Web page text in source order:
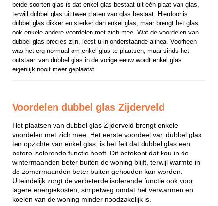
beide soorten glas is dat enkel glas bestaat uit één plaat van glas,
terwijl dubbel glas uit twee platen van glas bestaat. Hierdoor is
dubbel glas dikker en sterker dan enkel glas, maar brengt het glas
ook enkele andere voordelen met zich mee. Wat de voordelen van
dubbel glas precies zijn, leest u in onderstaande alinea. Voorheen
was het erg normaal om enkel glas te plaatsen, maar sinds het
ontstaan van dubbel glas in de vorige eeuw wordt enkel glas
eigenlijk nooit meer geplaatst.
Voordelen dubbel glas Zijderveld
Het plaatsen van dubbel glas Zijderveld brengt enkele
voordelen met zich mee. Het eerste voordeel van dubbel glas
ten opzichte van enkel glas, is het feit dat dubbel glas een
betere isolerende functie heeft. Dit betekent dat kou in de
wintermaanden beter buiten de woning blijft, terwijl warmte in
de zomermaanden beter buiten gehouden kan worden.
Uiteindelijk zorgt de verbeterde isolerende functie ook voor
lagere energiekosten, simpelweg omdat het verwarmen en
koelen van de woning minder noodzakelijk is.